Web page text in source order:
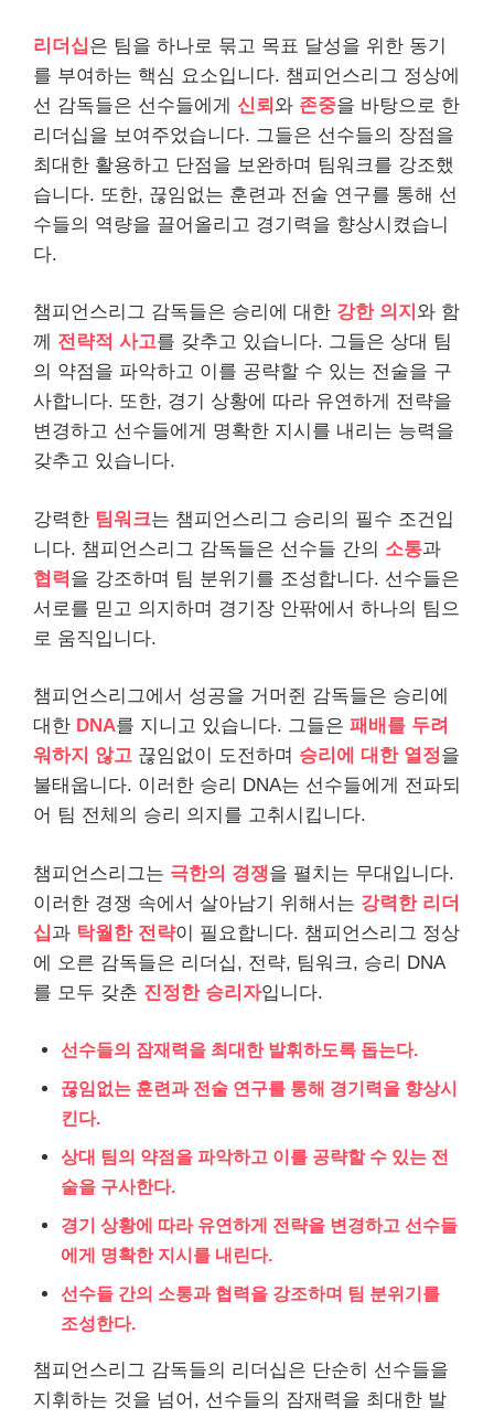
리더십은 팀을 하나로 묶고 목표 달성을 위한 동기
를 부여하는 핵심 요소입니다. 챔피언스리그 정상에
선 감독들은 선수들에게 신뢰 와 존중을 바탕으로 한
리더십을 보여주었습니다. 그들은 선수들의 장점을
최대한 활용하고 단점을 보완하며 팀워크를 강조했
습니다. 또한, 끊임없는 훈련과 전술 연구를 통해 선
수들의 역량을 끌어올리고 경기력을 향상시켰습니
다.
챔피언스리그 감독들은 승리에 대한 강한 의지 와 함
께 전략적 사고를 갖추고 있습니다. 그들은 상대 팀
의 약점을 파악하고 이를 공략할 수 있는 전술을 구
사합니다. 또한, 경기 상황에 따라 유연하게 전략을
변경하고 선수들에게 명확한 지시를 내리는 능력을
갖추고 있습니다.
강력한 팀워크는 챔피언스리그 승리의 필수 조건입
니다. 챔피언스리그 감독들은 선수들 간의 소통과
협력 을 강조하며 팀 분위기를 조성합니다. 선수들은
서로를 믿고 의지하며 경기장 안팎에서 하나의 팀으
로 움직입니다.
챔피언스리그에서 성공을 거머쥔 감독들은 승리에
대한 DNA를 지니고 있습니다. 그들은 패배를 두려
워하지 않고 끊임없이 도전하며 승리에 대한 열정을
불태웁니다. 이러한 승리 DNA는 선수들에게 전파되
어 팀 전체의 승리 의지를 고취시킵니다.
챔피언스리그는 극한의 경쟁을 펼치는 무대입니다.
이러한 경쟁 속에서 살아남기 위해서는 강력한 리더
십과 탁월한 전략이 필요합니다. 챔피언스리그 정상
에 오른 감독들은 리더십, 전략, 팀워크, 승리 DNA
를 모두 갖춘 진정한 승리자입니다.
선수들의 잠재력을 최대한 발휘하도록 돕는다.
끊임없는 훈련과 전술 연구를 통해 경기력을 향상시
킨다.
상대 팀의 약점을 파악하고 이를 공략할 수 있는 전
술을 구사한다.
경기 상황에 따라 유연하게 전략을 변경하고 선수들
에게 명확한 지시를 내린다.
선수들 간의 소통과 협력을 강조하며 팀 분위기를
조성한다.
챔피언스리그 감독들의 리더십은 단순히 선수들을
지휘하는 것을 넘어, 선수들의 잠재력을 최대한 발